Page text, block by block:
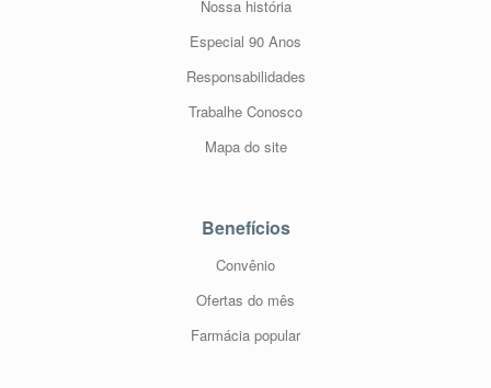
Nossa história
Especial 90 Anos
Responsabilidades
Trabalhe Conosco
Mapa do site
Benefícios
Convênio
Ofertas do mês
Farmácia popular